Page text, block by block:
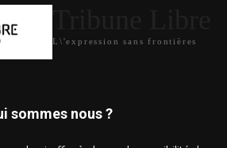
L\'expression sans frontières
sommes nous ?